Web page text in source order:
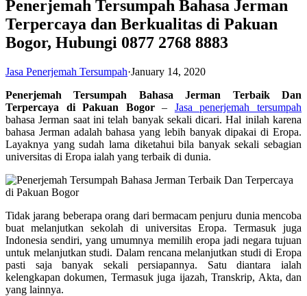
Penerjemah Tersumpah Bahasa Jerman
Terpercaya dan Berkualitas di Pakuan
Bogor, Hubungi 0877 2768 8883
Jasa Penerjemah Tersumpah·January 14, 2020
Penerjemah Tersumpah Bahasa Jerman Terbaik Dan
Terpercaya di Pakuan Bogor– Jasa penerjemah tersumpah
bahasa Jerman saat ini telah banyak sekali dicari. Hal inilah karena
bahasa Jerman adalah bahasa yang lebih banyak dipakai di Eropa.
Layaknya yang sudah lama diketahui bila banyak sekali sebagian
universitas di Eropa ialah yang terbaik di dunia.
Tidak jarang beberapa orang dari bermacam penjuru dunia mencoba
buat melanjutkan sekolah di universitas Eropa. Termasuk juga
Indonesia sendiri, yang umumnya memilih eropa jadi negara tujuan
untuk melanjutkan studi. Dalam rencana melanjutkan studi di Eropa
pasti saja banyak sekali persiapannya. Satu diantara ialah
kelengkapan dokumen, Termasuk juga ijazah, Transkrip, Akta, dan
yang lainnya.